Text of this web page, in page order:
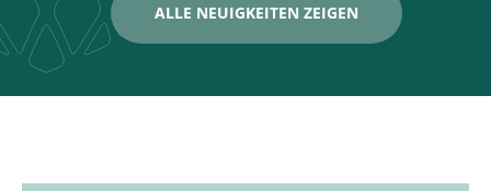
ALLE NEUIGKEITEN ZEIGEN